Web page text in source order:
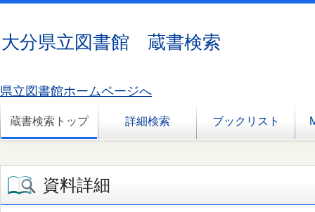
大分県立図書館 蔵書検索
県立図書館ホームページへ
蔵書検索トップ 詳細検索 ブックリスト
資料詳細